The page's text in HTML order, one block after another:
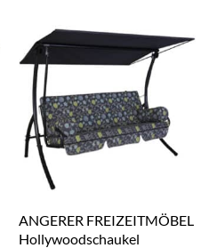
ANGERER FREIZEITMÖBEL
Hollywoodschaukel